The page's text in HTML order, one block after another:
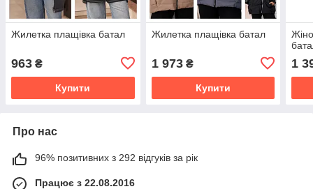
Жилетка плащівка батал
963 ₴
Купити
Жилетка плащівка батал
1 973₴
Купити
1
Про нас
96% позитивних з 292 відгуків за рік
Працює з 22.08.2016